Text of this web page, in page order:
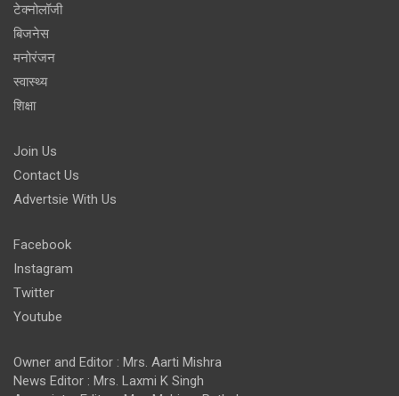
टेक्नोलॉजी
बिजनेस
मनोरंजन
स्वास्थ्य
शिक्षा
Join Us
Contact Us
Advertsie With Us
Facebook
Instagram
Twitter
Youtube
Owner and Editor : Mrs. Aarti Mishra
News Editor : Mrs. Laxmi K Singh